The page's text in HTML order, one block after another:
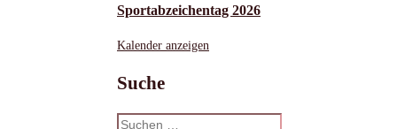
Sportabzeichentag 2026
Kalender anzeigen
Suche
Suchen